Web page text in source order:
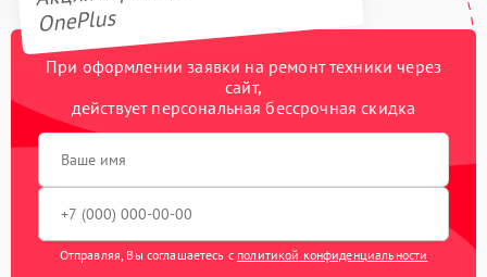
OnePlus
При оформлении заявки на ремонт техники через
сайт,
действует персональная бессрочная скидка
Отправляя, Вы соглашаетесь с политикой конфиденциальности